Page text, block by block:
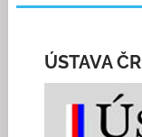
ÚSTAVA ČR